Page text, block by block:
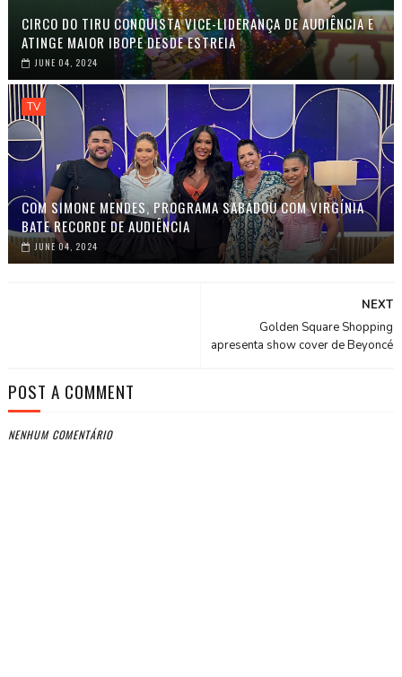
CIRCO DO TIRU CONQUISTA VICE-LIDERANÇA DE AUDIÊNCIA E
ATINGE MAIOR IBOPE DESDE ESTREIA
JUNE 04, 2024
TV
COM SIMONE MENDES, PROGRAMA SABADOU COM VIRGÍNIA
BATE RECORDE DE AUDIÊNCIA
JUNE 04, 2024
NEXT
Golden Square Shopping
apresenta show cover de Beyoncé
POST A COMMENT
NENHUM COMENTÁRIO